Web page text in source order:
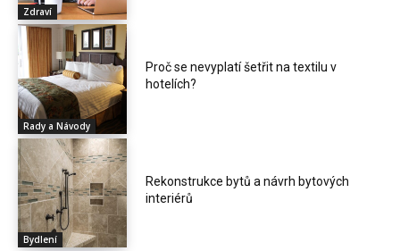
Zdraví
Rady a Návody
Proč se nevyplatí šetřit na textilu v
hotelích?
Bydlení
Rekonstrukce bytů a návrh bytových
interiérů